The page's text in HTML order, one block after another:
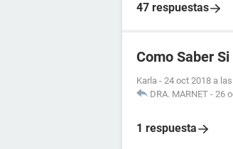
47 respuestas
Como Saber
Karla - 24 oct 2018 a
DRA. MARNET - 26
1 respuesta